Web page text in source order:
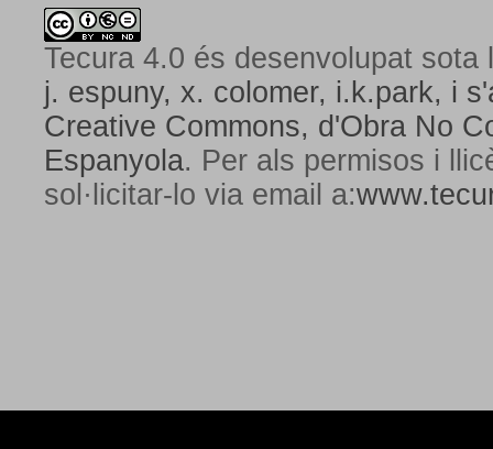
Tecura 4.0 és desenvolupat
j. espuny, x. colomer, i.k.park, i
Creative Commons, d'Obra No
Espanyola. Per als permisos i
sol·licitar-lo via email a: